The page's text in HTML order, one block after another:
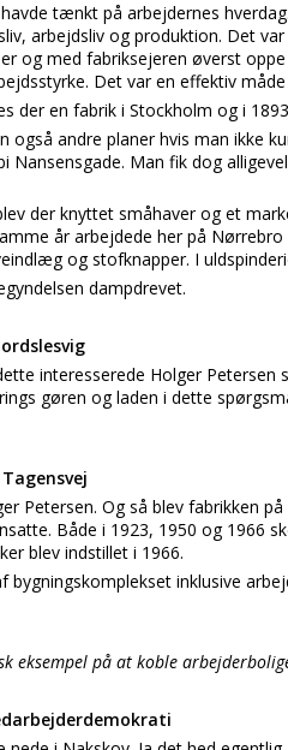
tænkt på arbejdernes
arbejdsliv og produktion. Det
og med fabriksejeren øverst
Det var en effektiv
der en fabrik i Stockholm og i
også andre planer hvis man ikke
Nansensgade. Man fik dog
der knyttet småhaver og et
år arbejdede her på
og stofknapper. I
dampdrevet.
interesserede Holger
gøren og laden i dette
Petersen. Og så blev fabrikken
Både i 1923, 1950 og 1966
blev indstillet i 1966.
bygningskomplekset inklusive
eksempel på at koble